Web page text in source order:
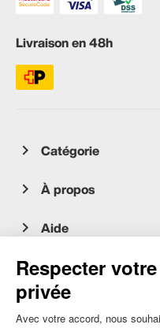
Livraison en 48h
Catégorie
À propos
Aide
Service client